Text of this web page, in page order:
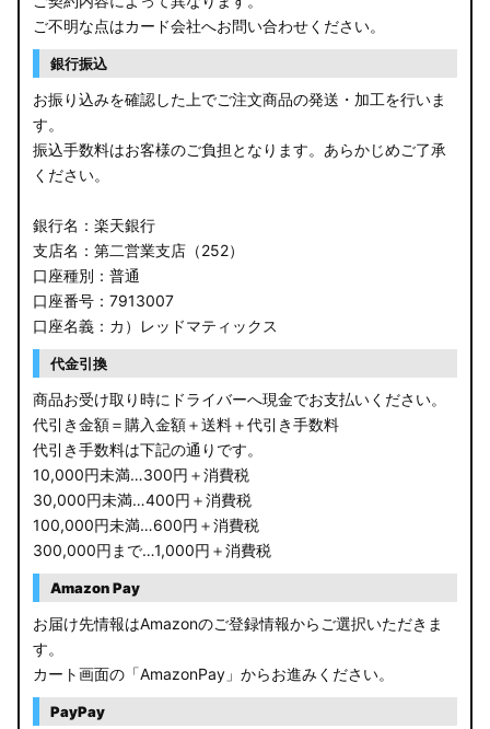
ご不明な点はカード会社へお問い合わせください。
銀行振込
お振り込みを確認した上でご注文商品の発送・加工を行いま
す。
振込手数料はお客様のご負担となります。あらかじめご了承
ください。
銀行名：楽天銀行
支店名：第二営業支店（252）
口座種別：普通
口座番号：7913007
口座名義：カ）レッドマティックス
代金引換
商品お受け取り時にドライバーへ現金でお支払いください。
代引き金額＝購入金額＋送料＋代引き手数料
代引き手数料は下記の通りです。
10,000円未満…300円＋消費税
30,000円未満…400円＋消費税
100,000円未満…600円＋消費税
300,000円まで…1,000円＋消費税
Amazon Pay
お届け先情報はAmazonのご登録情報からご選択いただきま
す。
カート画面の「AmazonPay」からお進みください。
PayPay